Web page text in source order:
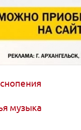
музыка